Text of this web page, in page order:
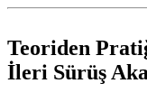
Teoriden
İleri Sürüş